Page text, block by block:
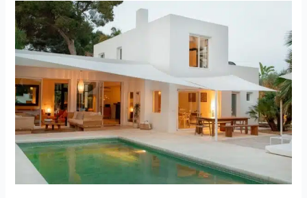
Découvrez
le
charme
d’Ibiza
les
villas
bord
de